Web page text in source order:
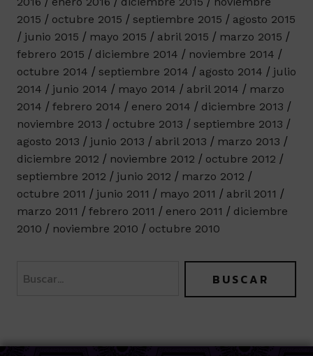
2015
octubre 2015 septiembre 2015
agosto 2015
junio 2015
mayo 2015 abril 2015
marzo 2015
febrero 2015
diciembre 2014
noviembre 2014
octubre 2014
septiembre 2014 agosto 2014
julio
2014
junio 2014 mayo 2014 abril 2014
marzo
2014
febrero 2014 enero 2014
diciembre 2013
noviembre 2013
octubre 2013
septiembre 2013
agosto 2013
junio 2013 abril 2013
marzo 2013
diciembre 2012
noviembre 2012
octubre 2012
septiembre 2012
junio 2012
marzo 2012
octubre 2011
junio 2011 mayo 2011
abril 2011
marzo 2011
febrero 2011 enero 2011
diciembre
2010
noviembre 2010 octubre 2010